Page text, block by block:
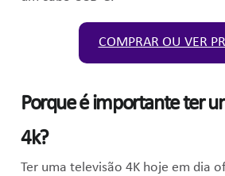
COMPRAR OU VER
Porque é importante ter
4k?
Ter uma televisão 4K hoje em dia